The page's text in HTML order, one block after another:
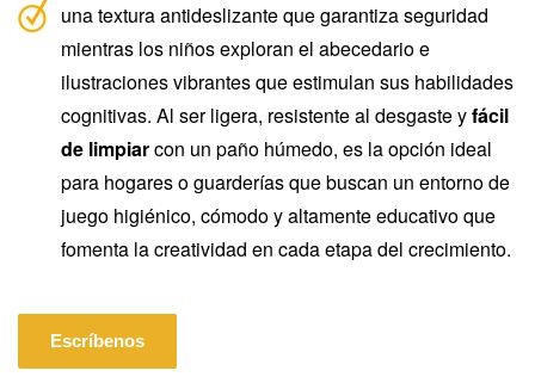
una textura antideslizante que garantiza seguridad
mientras los niños exploran el abecedario e
ilustraciones vibrantes que estimulan sus habilidades
cognitivas. Al ser ligera, resistente al desgaste yfácil
de limpiarcon un paño húmedo, es la opción ideal
para hogares o guarderías que buscan un entorno de
juego higiénico, cómodo y altamente educativo que
fomenta la creatividad en cada etapa del crecimiento.
Escríbenos